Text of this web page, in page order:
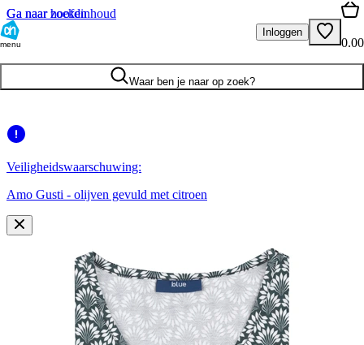
Ga naar hoofdinhoud
Ga naar zoeken
menu
Inloggen
0.00
Waar ben je naar op zoek?
Veiligheidswaarschuwing:
Amo Gusti - olijven gevuld met citroen